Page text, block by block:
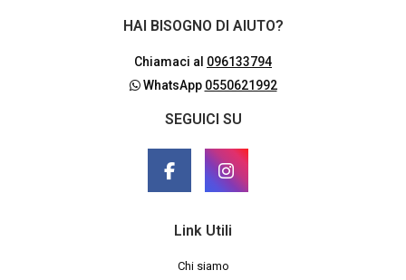
HAI BISOGNO DI AIUTO?
Chiamaci al 096133794
WhatsApp 0550621992
SEGUICI SU
Link Utili
Chi siamo